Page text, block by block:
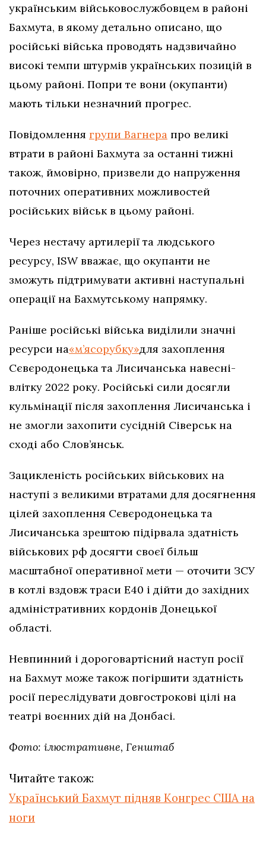
українським військовослужбовцем в районі
Бахмута, в якому детально описано, що
російські війська проводять надзвичайно
високі темпи штурмів українських позицій в
цьому районі. Попри те вони (окупанти)
мають тільки незначний прогрес.
Повідомлення групи Вагнера про великі
втрати в районі Бахмута за останні тижні
також, ймовірно, призвели до напруження
поточних оперативних можливостей
російських військ в цьому районі.
Через нестачу артилерії та людського
ресурсу, ISW вважає, що окупанти не
зможуть підтримувати активні наступальні
операції на Бахмутському напрямку.
Раніше російські війська виділили значні
ресурси на«м’ясорубку»для захоплення
Сєвєродонецька та Лисичанська навесні-
влітку 2022 року. Російські сили досягли
кульмінації після захоплення Лисичанська і
не змогли захопити сусідній Сіверськ на
сході або Слов’янськ.
Зацикленість російських військових на
наступі з великими втратами для досягнення
цілей захоплення Сєвєродонецька та
Лисичанська зрештою підірвала здатність
військових рф досягти своєї більш
масштабної оперативної мети — оточити ЗСУ
в котлі вздовж траси Е40 і дійти до західних
адміністративних кордонів Донецької
області.
Невпинний і дороговартісний наступ росії
на Бахмут може також погіршити здатність
росії переслідувати довгострокові цілі на
театрі воєнних дій на Донбасі.
Фото: ілюстративне, Генштаб
Читайте також:
Український Бахмут підняв Конгрес США на
ноги